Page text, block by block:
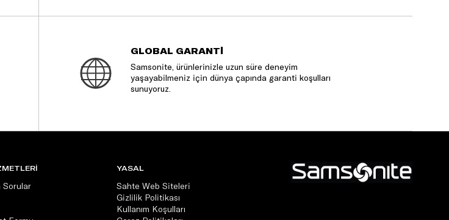
GLOBAL GARANTİ
Samsonite, ürünlerinizle uzun süre deneyim
yaşayabilmeniz için dünya çapında garanti koşulları
sunuyoruz.
Sorular
YASAL
Sahte Web Siteleri
Gizlilik Politikası
Kullanım Koşulları